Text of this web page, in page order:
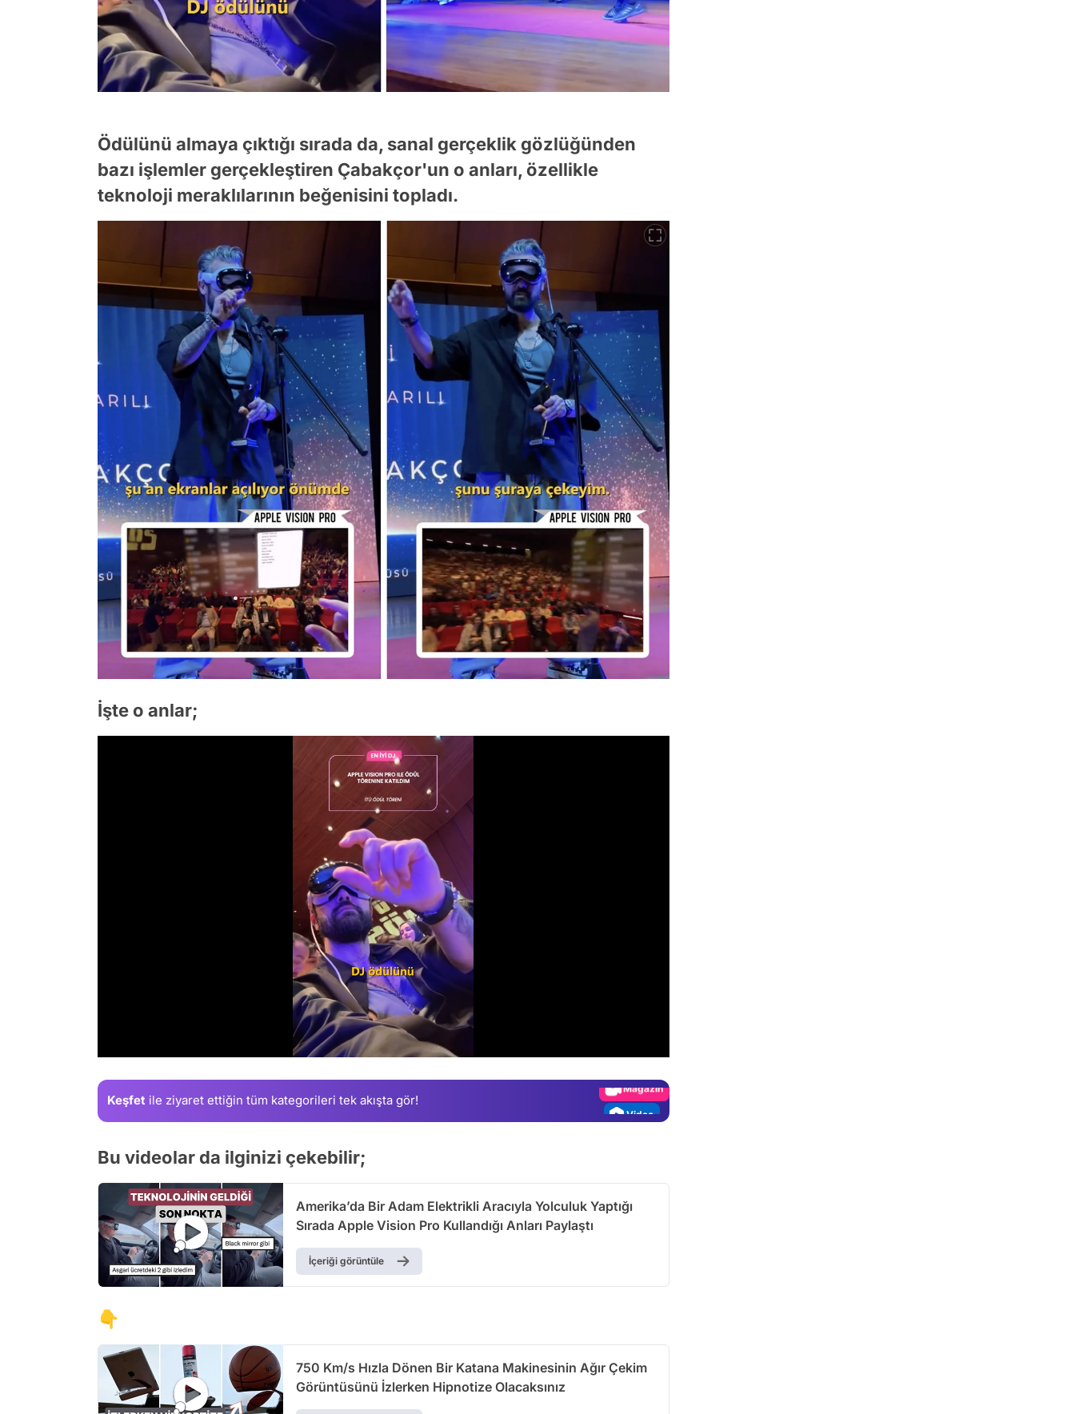
Ödülünü almaya çıktığı sırada da, sanal gerçeklik gözlüğünden
bazı işlemler gerçekleştiren Çabakçor'un o anları, özellikle
teknoloji meraklılarının beğenisini topladı.
İşte o anlar;
Keşfet ile ziyaret ettiğin tüm kategorileri tek akışta gör! Video
Bu videolar da ilginizi çekebilir;
Amerika’da Bir Adam Elektrikli Aracıyla Yolculuk Yaptığı
Sırada Apple Vision Pro Kullandığı Anları Paylaştı
İçeriği görüntüle
👇
750 Km/s Hızla Dönen Bir Katana Makinesinin Ağır Çekim
Görüntüsünü İzlerken Hipnotize Olacaksınız